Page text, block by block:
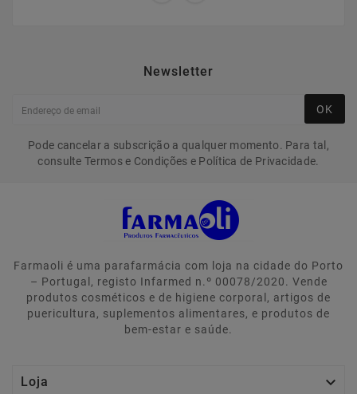
Newsletter
OK
Pode cancelar a subscrição a qualquer momento. Para tal,
consulte Termos e Condições e Política de Privacidade.
Farmaoli é uma parafarmácia com loja na cidade do Porto
– Portugal, registo Infarmed n.º 00078/2020. Vende
produtos cosméticos e de higiene corporal, artigos de
puericultura, suplementos alimentares, e produtos de
bem-estar e saúde.
Loja 